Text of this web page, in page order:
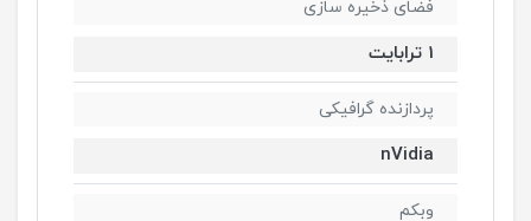
فضای ذخیره سازی
1 ترابایت
پردازنده گرافیکی
nVidia
وبکم